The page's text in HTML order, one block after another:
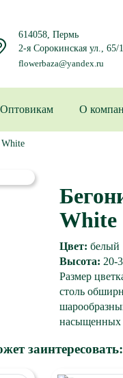
614058, Пермь
2-я Сорокинская ул., 65/1
flowerbaza@yandex.ru
Оптовикам О
White
White
Цвет: белый
Высота: 20-
Размер
столь
насыщенных
заинтересовать: